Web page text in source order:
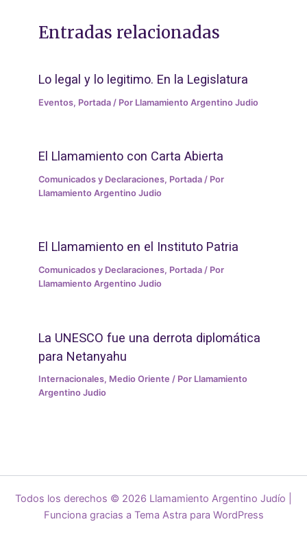
Entradas relacionadas
Lo legal y lo legitimo. En la Legislatura
Eventos, Portada / Por Llamamiento Argentino Judio
El Llamamiento con Carta Abierta
Comunicados y Declaraciones, Portada / Por
Llamamiento Argentino Judio
El Llamamiento en el Instituto Patria
Comunicados y Declaraciones, Portada / Por
Llamamiento Argentino Judio
La UNESCO fue una derrota diplomática
para Netanyahu
Internacionales, Medio Oriente / Por Llamamiento
Argentino Judio
Todos los derechos © 2026 Llamamiento Argentino Judío |
Funciona gracias a Tema Astra para WordPress